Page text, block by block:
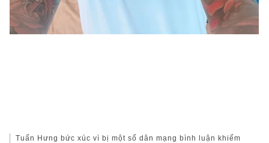
Tuấn Hưng bức xúc vì bị một số dân mạng bình luận khiếm